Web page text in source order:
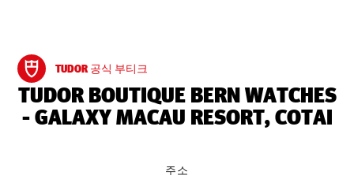
TUDOR 공식 부티크
‭TUDOR BOUTIQUE BERN WATCHES
- GALAXY MACAU RESORT, COTAI‬
주소